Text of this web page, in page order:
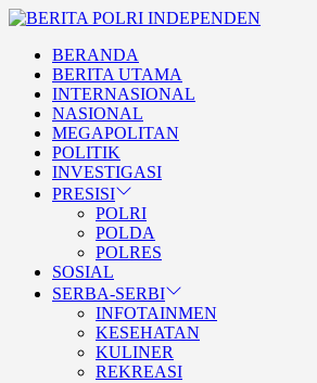
Skip
content
BERITA POLRI
BERANDA
BERITA UTAMA
INTERNASIONAL
NASIONAL
MEGAPOLITAN
POLITIK
INVESTIGASI
PRESISI
POLRI
POLDA
POLRES
SOSIAL
SERBA-SERBI
INFOTAINMEN
KESEHATAN
KULINER
REKREASI